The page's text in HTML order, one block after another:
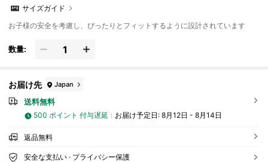
サイズガイド
お子様の安全を考慮し、ぴったりとフィットするように設計されています
数量:
お届け先 Japan
送料無料
500 ポイント 付与遅延 お届け予定日: 8月12日 - 8月14日
返品無料
安全な支払い · プライバシー保護